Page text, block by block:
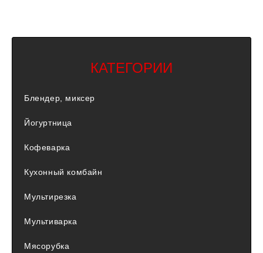
КАТЕГОРИИ
Блендер, миксер
Йогуртница
Кофеварка
Кухонный комбайн
Мультирезка
Мультиварка
Мясорубка